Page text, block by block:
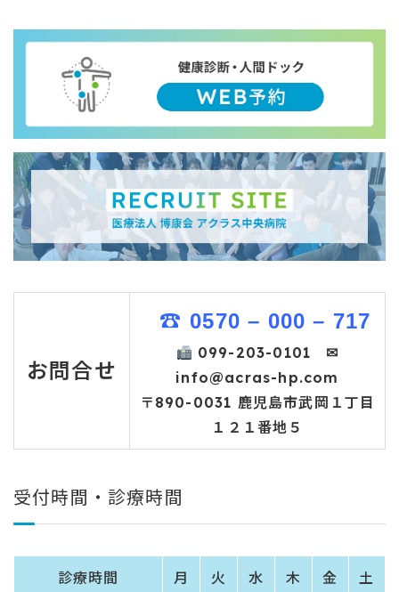
お問合せ
☎ 0570 – 000 – 717
099-203-0101 ✉
info@acras-hp.com
〒890-0031 鹿児島市武岡１丁目
１２１番地５
受付時間・診療時間
診療時間 月 火 水 木 金 土